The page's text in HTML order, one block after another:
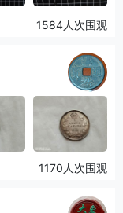
1584人次围观
1170人次围观